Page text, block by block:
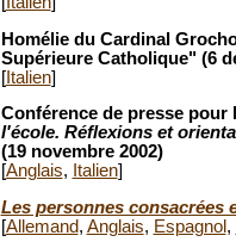
Homélie du Cardinal
Supérieure Catholique" (6
[Italien]
Conférence de presse
l'école. Réflexions et
(19 novembre 2002)
[Anglais, Italien]
Les personnes consacrées
[Allemand, Anglais, Espagnol ,